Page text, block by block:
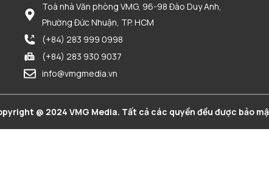
Toà nhà Văn phòng VMG, 96-98 Đào Duy Anh,
Phường Đức Nhuận, TP. HCM
(+84) 283 999 0998
(+84) 283 930 9037
info@vmgmedia.vn
@ 2024 VMG Media. Tất cả các quyền đều được bảo